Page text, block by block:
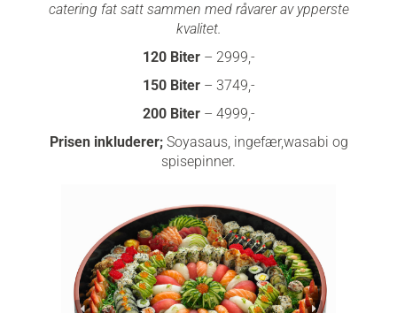
catering fat satt sammen med råvarer av ypperste
kvalitet.
120 Biter– 2999,-
150 Biter– 3749,-
200 Biter– 4999,-
Prisen inkluderer;Soyasaus, ingefær,wasabi og
spisepinner.